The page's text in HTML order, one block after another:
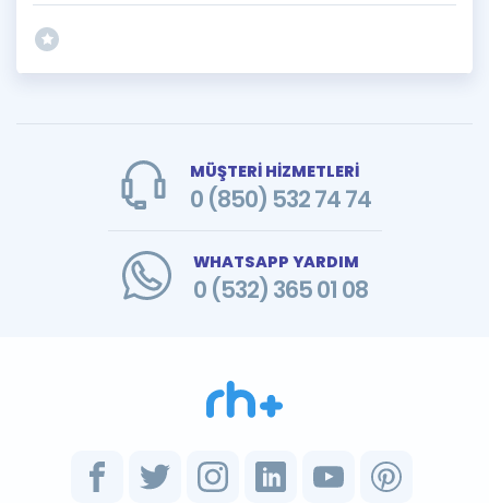
MÜŞTERİ HİZMETLERİ
0 (850) 532 74 74
WHATSAPP YARDIM
0 (532) 365 01 08